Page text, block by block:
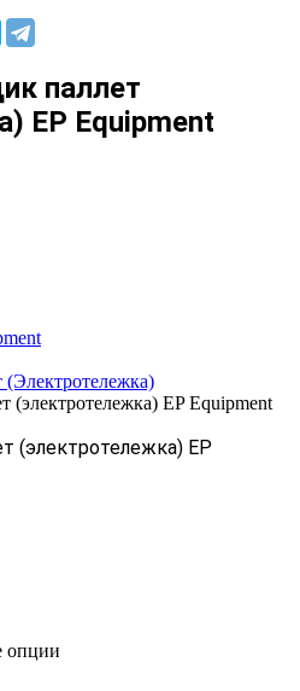
паллет
EP Equipment
(электротележка) EP Equipment
(электротележка) EP
опции